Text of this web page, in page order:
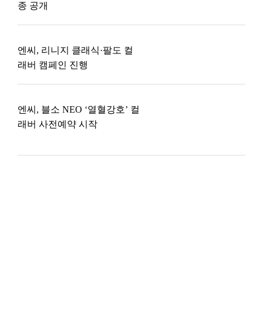
종 공개
엔씨, 리니지 클래식·팔도 컬
래버 캠페인 진행
엔씨, 블소 NEO ‘열혈강호’ 컬
래버 사전예약 시작